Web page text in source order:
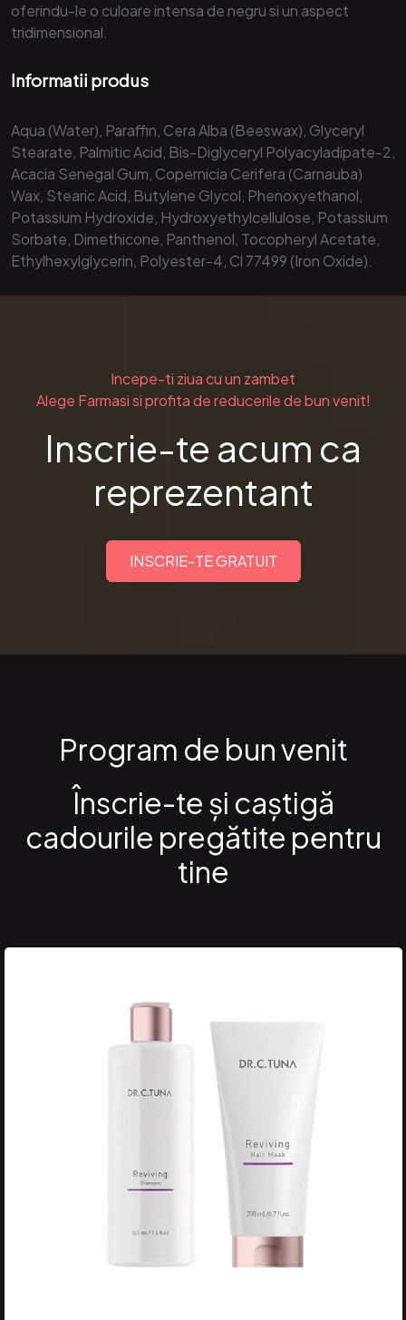
oferindu-le o culoare intensa de negru si un aspect
tridimensional.
Informatii produs
Aqua (Water), Paraffin, Cera Alba (Beeswax), Glyceryl
Stearate, Palmitic Acid, Bis-Diglyceryl Polyacyladipate-2,
Acacia Senegal Gum, Copernicia Cerifera (Carnauba)
Wax, Stearic Acid, Butylene Glycol, Phenoxyethanol,
Potassium Hydroxide, Hydroxyethylcellulose, Potassium
Sorbate, Dimethicone, Panthenol, Tocopheryl Acetate,
Ethylhexylglycerin, Polyester-4, Cl 77499 (Iron Oxide).
Incepe-ti ziua cu un zambet
Alege Farmasi si profita de reducerile de bun venit!
Inscrie-te acum ca
reprezentant
INSCRIE-TE GRATUIT
Program de bun venit
Înscrie-te şi caştigă
cadourile pregătite pentru
tine